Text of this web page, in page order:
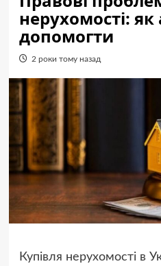
нерухомості:
допомогти
2 роки тому назад
Купівля нерухомості в